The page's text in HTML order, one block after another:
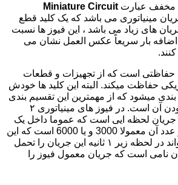
مخفف عبارت Miniature Circuit
مینیاتوری می باشد که یک کلید قطع
های زیاد می باشد ، این فیوز ها نسبت
اضافه بار سریعاً عکس العمل نشان می
حفاظتی است که از تجهیزات و قطعات
حفاظت میکند. البته این کلید ها خودش
میشود که از مهمترین این تقسیم بندی
ها تند کار و یا کند کار بودن آن است. در فیوز های مینیاتوری ۲
جریان لحظه ایی است که عموما داخل یک
مستطیل نوشته شده و عدد آن معمولا 3000 و یا 6000 است که این
به این معناست که میتواند در لحظه زیر ۱ ثانیه این جریان را تحمل
نامی است که جریان معمول فیوز را